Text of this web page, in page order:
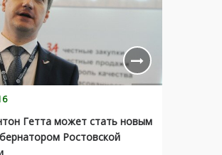
Гетта может стать новым
Ростовской